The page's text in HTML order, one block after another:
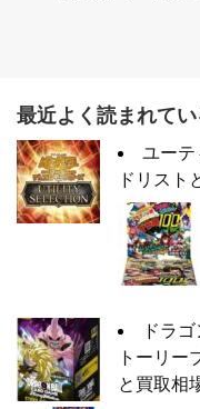
最近よく読まれて
ユーテ
ドリスト
ドラ
トーリー
と買取相